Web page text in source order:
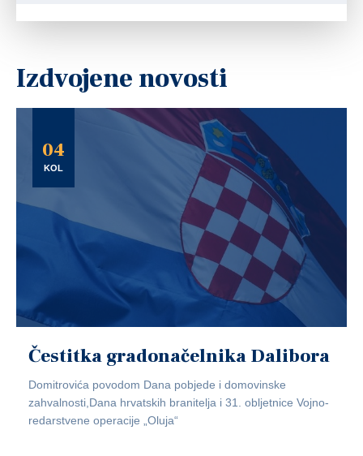
Izdvojene novosti
04
KOL
Čestitka gradonačelnika Dalibora
Domitrovića povodom Dana pobjede i domovinske
zahvalnosti,Dana hrvatskih branitelja i 31. obljetnice Vojno-
redarstvene operacije „Oluja“